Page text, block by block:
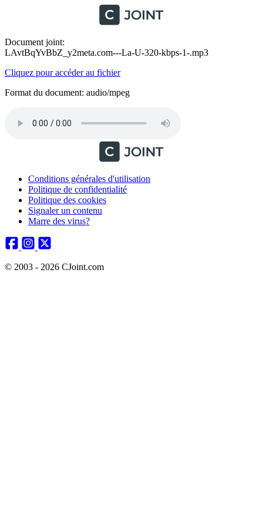
Document joint:
LAvtBqYvBbZ_y2meta.com---La-U-320-kbps-1-.mp3
Cliquez pour accéder au fichier
Format du document: audio/mpeg
Conditions générales d'utilisation
Politique de confidentialité
Politique des cookies
Signaler un contenu
Marre des virus?
© 2003 - 2026 CJoint.com